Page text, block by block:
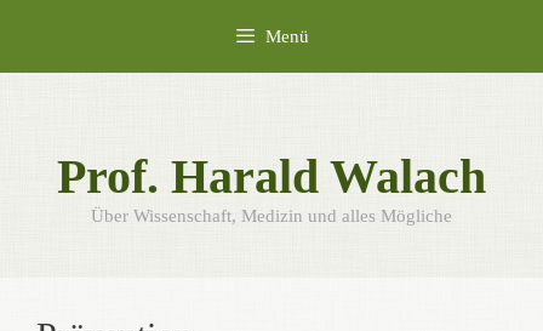
springen
Menü
Prof. Harald Walach
Über Wissenschaft, Medizin und alles Mögliche